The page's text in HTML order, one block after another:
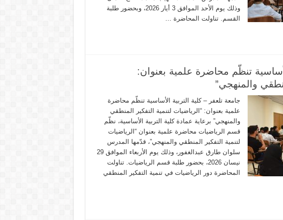
وذلك يوم الأحد الموافق 3 أيار 2026، وبحضور طلبة
القسم. تناولت المحاضرة …
تنظّم محاضرة علمية بعنوان:
والمنهجي”
جامعة تلعفر – كلية التربية الأساسية تنظّم محاضرة
علمية بعنوان: “الرياضيات لتنمية التفكير المنطقي
والمنهجي” برعاية عمادة كلية التربية الأساسية، نظّم
قسم الرياضيات محاضرة علمية بعنوان “الرياضيات
لتنمية التفكير المنطقي والمنهجي”، قدّمها المدرس
سلوان طارق عبدالغفور، وذلك يوم الأربعاء الموافق 29
نيسان 2026، بحضور طلبة قسم الرياضيات. تناولت
المحاضرة دور الرياضيات في تنمية التفكير المنطقي